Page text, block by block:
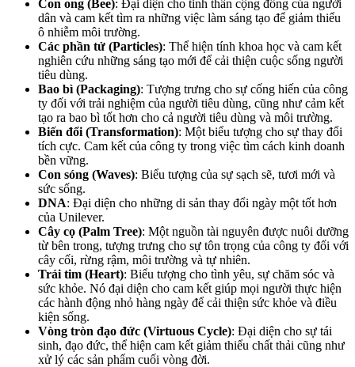
Con ong (Bee): Đại diện cho tinh thần cộng đồng của người
dân và cam kết tìm ra những việc làm sáng tạo để giảm thiểu
ô nhiễm môi trường.
Các phần tử (Particles): Thể hiện tính khoa học và cam kết
nghiên cứu những sáng tạo mới để cải thiện cuộc sống người
tiêu dùng.
Bao bì (Packaging): Tượng trưng cho sự cống hiến của công
ty đối với trải nghiệm của người tiêu dùng, cũng như cảm kết
tạo ra bao bì tốt hơn cho cả người tiêu dùng và môi trường.
Biến đổi (Transformation): Một biểu tượng cho sự thay đổi
tích cực. Cam kết của công ty trong việc tìm cách kinh doanh
bền vững.
Con sóng (Waves): Biểu tượng của sự sạch sẽ, tươi mới và
sức sống.
DNA: Đại diện cho những di sản thay đổi ngày một tốt hơn
của Unilever.
Cây cọ (Palm Tree): Một nguồn tài nguyên được nuôi dưỡng
từ bên trong, tượng trưng cho sự tôn trọng của công ty đối với
cây cối, rừng rậm, môi trường và tự nhiên.
Trái tim (Heart): Biểu tượng cho tình yêu, sự chăm sóc và
sức khỏe. Nó đại diện cho cam kết giúp mọi người thực hiện
các hành động nhỏ hàng ngày để cải thiện sức khỏe và điều
kiện sống.
Vòng tròn đạo đức (Virtuous Cycle): Đại diện cho sự tái
sinh, đạo đức, thể hiện cam kết giảm thiểu chất thải cũng như
xử lý các sản phẩm cuối vòng đời.